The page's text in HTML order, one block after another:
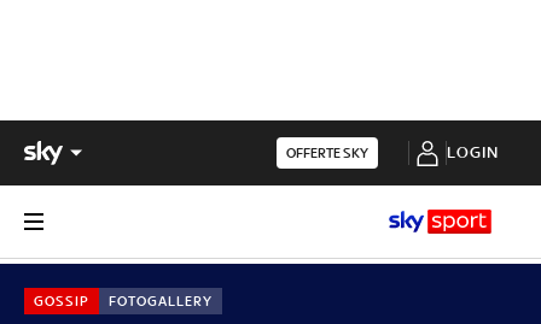
OFFERTE SKY LOGIN
GOSSIP FOTOGALLERY